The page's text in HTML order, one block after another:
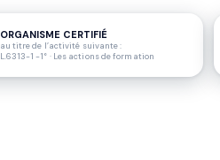
ORGANISME CERTIFIÉ
au titre de l’activité suivante :
L.6313-1 -1° · Les actions de formation